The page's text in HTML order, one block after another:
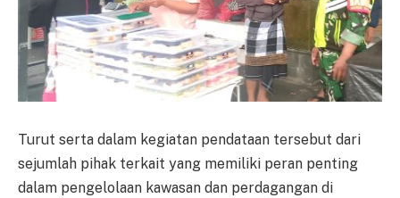
Turut serta dalam kegiatan pendataan tersebut dari
sejumlah pihak terkait yang memiliki peran penting
dalam pengelolaan kawasan dan perdagangan di